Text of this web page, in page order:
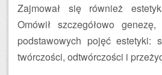
Zajmował się również
Omówił szczegółowo
podstawowych pojęć estetyki:
twórczości, odtwórczości i